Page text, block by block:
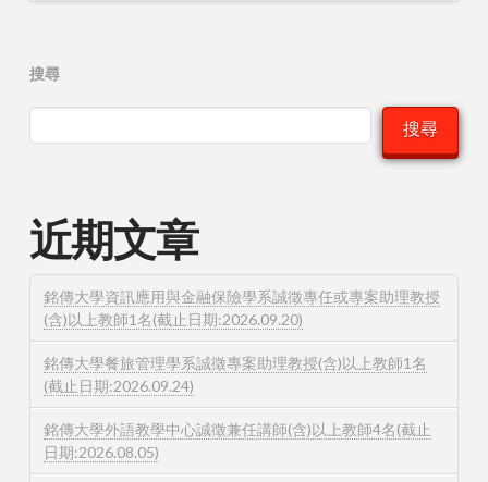
搜尋
搜尋
近期文章
銘傳大學資訊應用與金融保險學系誠徵專任或專案助理教授
(含)以上教師1名(截止日期:2026.09.20)
銘傳大學餐旅管理學系誠徵專案助理教授(含)以上教師1名
(截止日期:2026.09.24)
銘傳大學外語教學中心誠徵兼任講師(含)以上教師4名(截止
日期:2026.08.05)